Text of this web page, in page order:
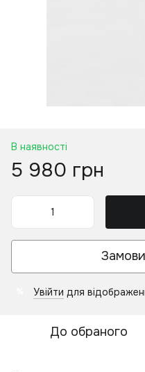
В наявності
5 980 грн
Увійти для
До обраного